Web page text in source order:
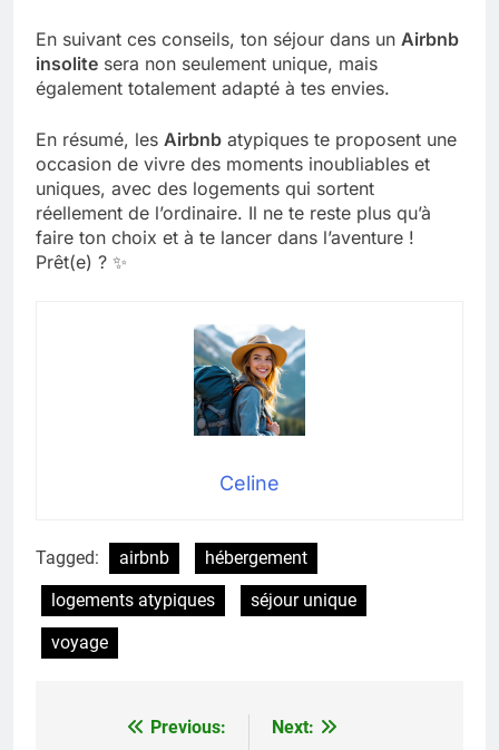
En suivant ces conseils, ton séjour dans un Airbnb
insolite sera non seulement unique, mais
également totalement adapté à tes envies.
En résumé, les Airbnb atypiques te proposent une
occasion de vivre des moments inoubliables et
uniques, avec des logements qui sortent
réellement de l’ordinaire. Il ne te reste plus qu’à
faire ton choix et à te lancer dans l’aventure !
Prêt(e) ? ✨
Celine
Tagged: airbnb
hébergement
logements atypiques
séjour unique
voyage
NavigationPrevious:
Next: